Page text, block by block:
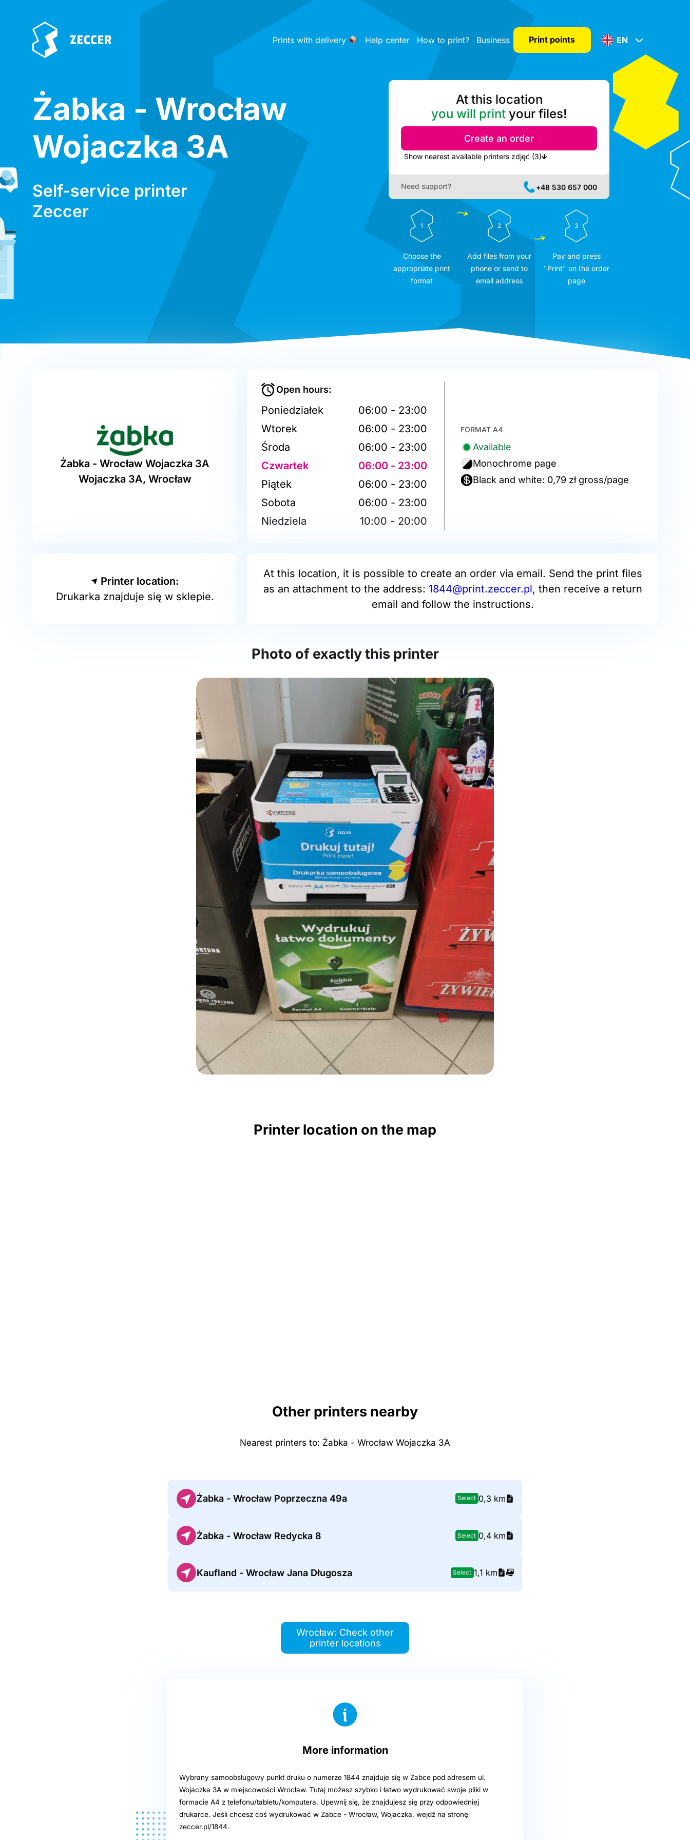
Prints with delivery Help center How to print? Business Print points EN
Żabka - Wrocław
Wojaczka 3A
Self-service printer
Zeccer
At this location
you will print your files!
Create an order
Show nearest available printers zdjęć (3)
Need support? +48 530 657 000
1
Choose the
appropriate print
format
2
Add files from your
phone or send to
email address
3
Pay and press
"Print" on the order
page
Żabka - Wrocław Wojaczka 3A
Wojaczka 3A, Wrocław
Open hours:
Poniedziałek
06:00 - 23:00
Wtorek
06:00 - 23:00
Środa
06:00 - 23:00
Czwartek
06:00 - 23:00
Piątek
06:00 - 23:00
Sobota
06:00 - 23:00
Niedziela
10:00 - 20:00
FORMAT A4
Available
Monochrome page
Black and white: 0,79 zł gross/page
Printer location:
Drukarka znajduje się w sklepie.
At this location, it is possible to create an order via email. Send the print files
as an attachment to the address: 1844@print.zeccer.pl, then receive a return
email and follow the instructions.
Photo of exactly this printer
Printer location on the map
Other printers nearby
Nearest printers to: Żabka - Wrocław Wojaczka 3A
Żabka - Wrocław Poprzeczna 49a Select 0,3 km
Żabka - Wrocław Redycka 8 Select 0,4 km
Kaufland - Wrocław Jana Długosza Select 1,1 km
Wrocław: Check other
printer locations
More information
Wybrany samoobsługowy punkt druku o numerze 1844 znajduje się w Żabce pod adresem ul.
Wojaczka 3A w miejscowości Wrocław. Tutaj możesz szybko i łatwo wydrukować swoje pliki w
formacie A4 z telefonu/tabletu/komputera. Upewnij się, że znajdujesz się przy odpowiedniej
drukarce. Jeśli chcesz coś wydrukować w Żabce - Wrocław, Wojaczka, wejdź na stronę
zeccer.pl/1844.